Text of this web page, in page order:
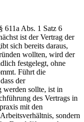
Abs. 1 Satz 6
ist der Vertrag der
sich bereits daraus,
wollten, wird der
festgelegt, ohne
Führt die
der
werden sollte, ist in
des Vertrags in
mit den
sondern